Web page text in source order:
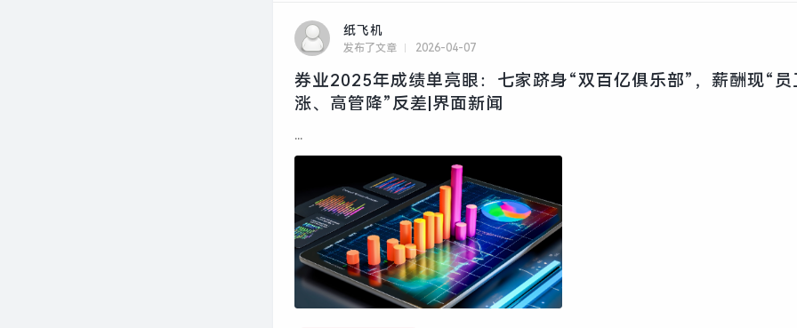
纸飞机
发布了文章 2026-04-07
券业2025年成绩单亮眼：七家跻身“双百亿俱乐部”，薪酬现“员
涨、高管降”反差|界面新闻
...